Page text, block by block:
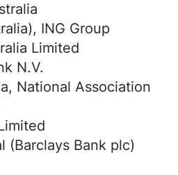
ING Group
Limited
N.V.
National Association
(Barclays Bank plc)